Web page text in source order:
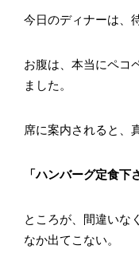
今日のディナーは、
お腹は、本当にペコ
ました。
席に案内されると、
「ハンバーグ定食下
ところが、間違いな
なか出てこない。